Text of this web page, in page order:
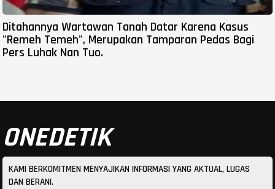
Ditahannya Wartawan Tanah Datar Karena Kasus
"Remeh Temeh", Merupakan Tamparan Pedas Bagi
Pers Luhak Nan Tuo.
ONEDETIK
KAMI BERKOMITMEN MENYAJIKAN INFORMASI YANG AKTUAL, LUGAS
DAN BERANI.